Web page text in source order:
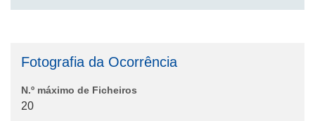
Fotografia da Ocorrência
N.º máximo de Ficheiros
20